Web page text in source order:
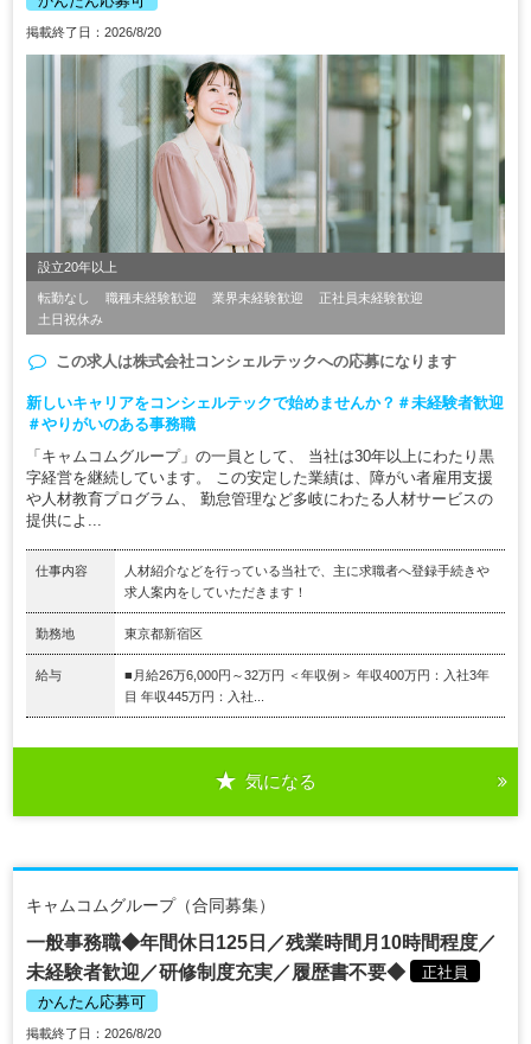
掲載終了日：2026/8/20
設立20年以上
転勤なし 職種未経験歓迎 業界未経験歓迎
正社員未経験歓迎
土日祝休み
この求人は株式会社コンシェルテックへの応募になります
新しいキャリアをコンシェルテックで始めませんか？＃未経験者歓迎
＃やりがいのある事務職
「キャムコムグループ」の一員として、 当社は30年以上にわたり黒
字経営を継続しています。 この安定した業績は、障がい者雇用支援
や人材教育プログラム、 勤怠管理など多岐にわたる人材サービスの
提供によ...
仕事内容
人材紹介などを行っている当社で、主に求職者へ登録手続きや
求人案内をしていただきます！
勤務地 東京都新宿区
給与
■月給26万6,000円～32万円 ＜年収例＞ 年収400万円：入社3年
目 年収445万円：入社...
気になる
キャムコムグループ（合同募集）
一般事務職◆年間休日125日／残業時間月10時間程度／
未経験者歓迎／研修制度充実／履歴書不要◆
正社員
かんたん応募可
掲載終了日：2026/8/20